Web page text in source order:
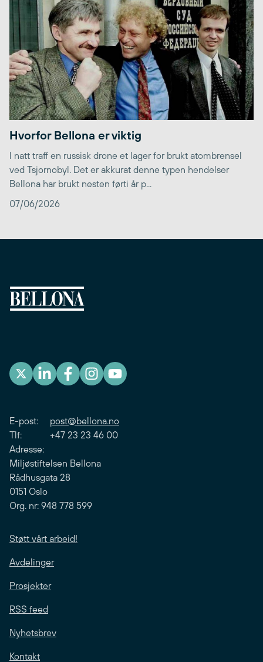
Hvorfor Bellona er viktig
I natt traff en russisk drone et lager for brukt atombrensel
ved Tsjornobyl. Det er akkurat denne typen hendelser
Bellona har brukt nesten førti år p...
07/06/2026
E-post: post@bellona.no
Tlf: +47 23 23 46 00
Adresse:
Miljøstiftelsen Bellona
Rådhusgata 28
0151 Oslo
Org. nr: 948 778 599
Støtt vårt arbeid!
Avdelinger
Prosjekter
RSS feed
Nyhetsbrev
Kontakt